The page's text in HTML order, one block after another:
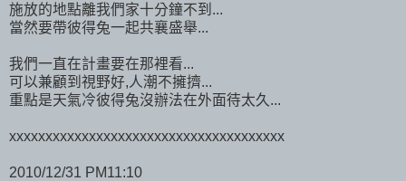
施放的地點離我們家十分鐘不到...
當然要帶彼得兔一起共襄盛舉...
我們一直在計畫要在那裡看...
可以兼顧到視野好,人潮不擁擠...
重點是天氣冷彼得兔沒辦法在外面待太久...
xxxxxxxxxxxxxxxxxxxxxxxxxxxxxxxxxxxxxx
2010/12/31 PM11:10